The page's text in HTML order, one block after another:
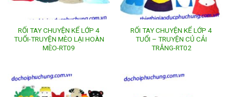
RỐI TAY CHUYỆN KỂ LỚP 4
TUỔI-TRUYỆN MÈO LẠI HOÀN
MÈO-RT09
RỐI TAY CHUYỆN KỂ LỚP 4
TUỔI – TRUYỆN CỦ CẢI
TRẮNG-RT02